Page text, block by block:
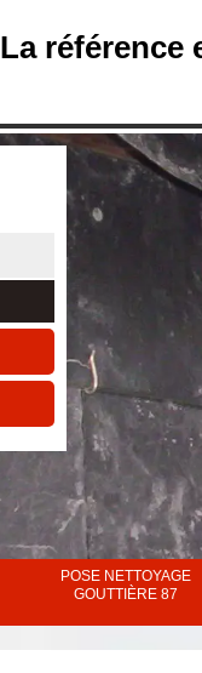
La référence
POSE NETTOYAGE
GOUTTIÈRE 87